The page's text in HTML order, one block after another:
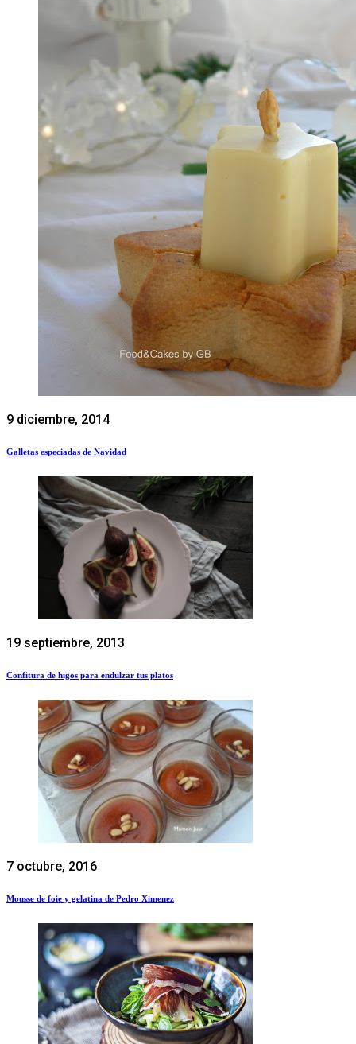
9 diciembre, 2014
Galletas especiadas de Navidad
19 septiembre, 2013
Confitura de higos para endulzar tus platos
7 octubre, 2016
Mousse de foie y gelatina de Pedro Ximenez